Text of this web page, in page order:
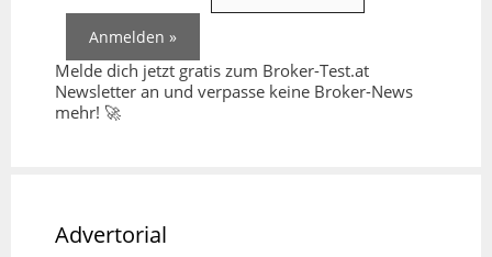
Melde dich jetzt gratis zum Broker-Test.at
Newsletter an und verpasse keine Broker-News
mehr! 🚀
Advertorial